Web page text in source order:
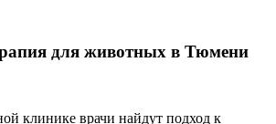
для животных в Тюмени
клинике врачи найдут подход к